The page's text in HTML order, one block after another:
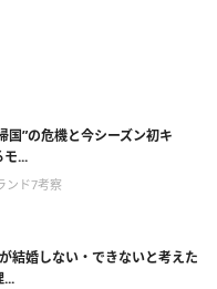
国”の危機と今シーズン初キ
...
ンド7考察
結婚しない・できないと考えた
...